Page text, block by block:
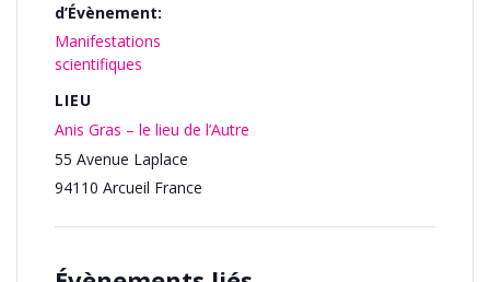
d’Évènement:
Manifestations
scientifiques
LIEU
Anis Gras – le lieu de l’Autre
55 Avenue Laplace
94110 Arcueil France